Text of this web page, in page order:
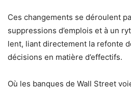
Ces changements se déroulent
suppressions d’emplois et à un
lent, liant directement la refonte
décisions en matière d’effectifs.
Où les banques de Wall Street